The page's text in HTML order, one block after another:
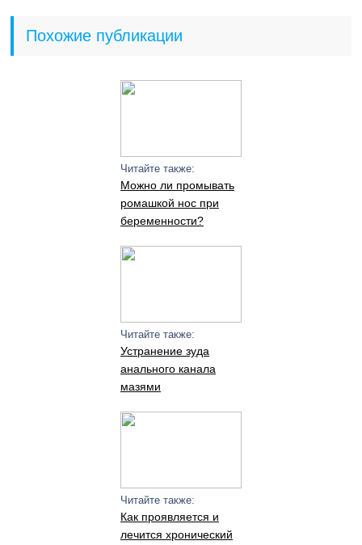
Похожие публикации
Читайте также:
Можно ли промывать
ромашкой нос при
беременности?
Читайте также:
Устранение зуда
анального канала
мазями
Читайте также:
Как проявляется и
лечится хронический